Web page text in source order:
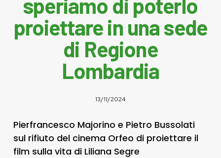
speriamo di poterlo
proiettare in una sede
di Regione
Lombardia
13/11/2024
Pierfrancesco Majorino e Pietro Bussolati
sul rifiuto del cinema Orfeo di proiettare il
film sulla vita di Liliana Segre